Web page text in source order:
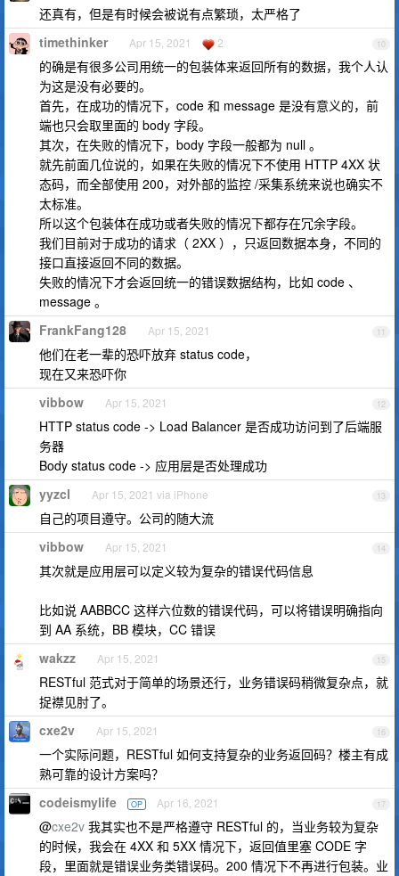
还真有，但是有时候会被说有点繁琐，太严格了
10
timethinker Apr 15, 2021 2
的确是有很多公司用统一的包装体来返回所有的数据，我个人认
为这是没有必要的。
首先，在成功的情况下，code 和 message 是没有意义的，前
端也只会取里面的 body 字段。
其次，在失败的情况下，body 字段一般都为 null 。
就先前面几位说的，如果在失败的情况下不使用 HTTP 4XX 状
态码，而全部使用 200，对外部的监控 /采集系统来说也确实不
太标准。
所以这个包装体在成功或者失败的情况下都存在冗余字段。
我们目前对于成功的请求（ 2XX ），只返回数据本身，不同的
接口直接返回不同的数据。
失败的情况下才会返回统一的错误数据结构，比如 code 、
message 。
11
FrankFang128 Apr 15, 2021
他们在老一辈的恐吓放弃 status code，
现在又来恐吓你
12
vibbow Apr 15, 2021
HTTP status code -> Load Balancer 是否成功访问到了后端服
务器
Body status code -> 应用层是否处理成功
13
yyzcl Apr 15, 2021 via iPhone
自己的项目遵守。公司的随大流
14
vibbow Apr 15, 2021
其次就是应用层可以定义较为复杂的错误代码信息
比如说 AABBCC 这样六位数的错误代码，可以将错误明确指向
到 AA 系统，BB 模块，CC 错误
15
wakzz Apr 15, 2021
RESTful 范式对于简单的场景还行，业务错误码稍微复杂点，就
捉襟见肘了。
16
cxe2v Apr 15, 2021
一个实际问题，RESTful 如何支持复杂的业务返回码？楼主有成
熟可靠的设计方案吗？
17
codeismylife OP Apr 16, 2021
@cxe2v 我其实也不是严格遵守 RESTful 的，当业务较为复杂
的时候，我会在 4XX 和 5XX 情况下，返回值里塞 CODE 字
段，里面就是错误业务类错误码。200 情况下不再进行包装。业